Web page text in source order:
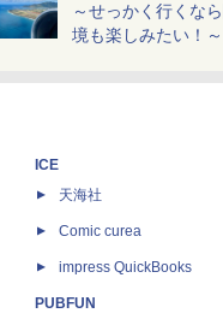
～せっかく行くな
境も楽しみたい！～
ICE
天海社
Comic curea
impress QuickBooks
PUBFUN